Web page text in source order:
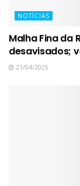
NOTÍCIAS
Malha Fina da
desavisados;
21/04/2025